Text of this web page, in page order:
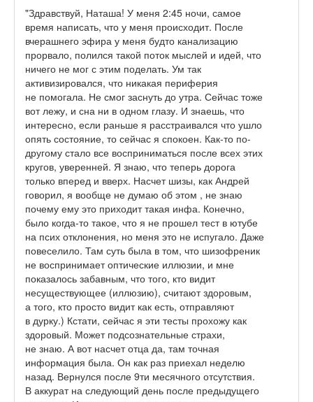
"Здравствуй, Наташа! У меня 2:45 ночи, самое
время написать, что у меня происходит. После
вчерашнего эфира у меня будто канализацию
прорвало, полился такой поток мыслей и идей, что
ничего не мог с этим поделать. Ум так
активизировался, что никакая периферия
не помогала. Не смог заснуть до утра. Сейчас тоже
вот лежу, и сна ни в одном глазу. И знаешь, что
интересно, если раньше я расстраивался что ушло
опять состояние, то сейчас я спокоен. Как-то по-
другому стало все восприниматься после всех этих
кругов, уверенней. Я знаю, что теперь дорога
только вперед и вверх. Насчет шизы, как Андрей
говорил, я вообще не думаю об этом , не знаю
почему ему это приходит такая инфа. Конечно,
было когда-то такое, что я не прошел тест в ютубе
на псих отклонения, но меня это не испугало. Даже
повеселило. Там суть была в том, что шизофреник
не воспринимает оптические иллюзии, и мне
показалось забавным, что того, кто видит
несуществующее (иллюзию), считают здоровым,
а того, кто просто видит как есть, отправляют
в дурку.) Кстати, сейчас я эти тесты прохожу как
здоровый. Может подсознательные страхи,
не знаю. А вот насчет отца да, там точная
информация была. Он как раз приехал неделю
назад. Вернулся после 9ти месячного отсутствия.
В аккурат на следующий день после предыдущего